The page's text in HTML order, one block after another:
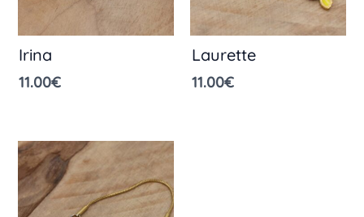
Irina
11.00€
Laurette
11.00€